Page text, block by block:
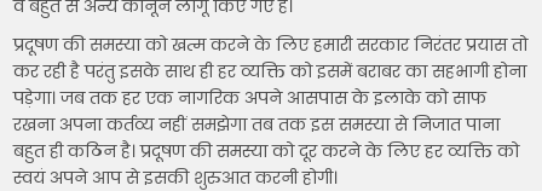
व बहुत से अन्य कानून लागू किए गए हैं।
प्रदूषण की समस्या को खत्म करने के लिए हमारी सरकार निरंतर प्रयास तो
कर रही है परंतु इसके साथ ही हर व्यक्ति को इसमें बराबर का सहभागी होना
पड़ेगा। जब तक हर एक नागरिक अपने आसपास के इलाके को साफ
रखना अपना कर्तव्य नहीं समझेगा तब तक इस समस्या से निजात पाना
बहुत ही कठिन है। प्रदूषण की समस्या को दूर करने के लिए हर व्यक्ति को
स्वयं अपने आप से इसकी शुरुआत करनी होगी।